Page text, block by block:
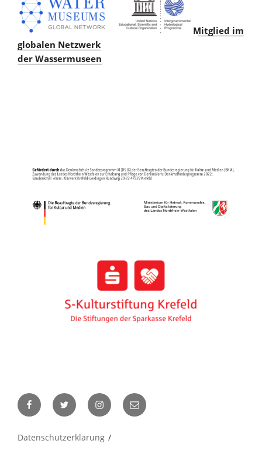
Mitglied im
globalen Netzwerk
der Wassermuseen
FacebookTwitter Instagram
E-
Mail
Datenschutzerklärung